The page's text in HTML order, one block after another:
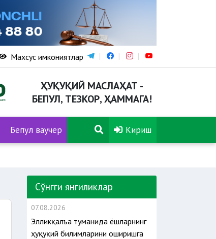
Махсус имкониятлар
ҲУҚУҚИЙ МАСЛАҲАТ -
БЕПУЛ, ТЕЗКОР, ҲАММАГА!
Бепул ваучер Кириш
Сўнгги янгиликлар
07.08.2026
Элликқалъа туманида ёшларнинг
ҳуқуқий билимларини оширишга